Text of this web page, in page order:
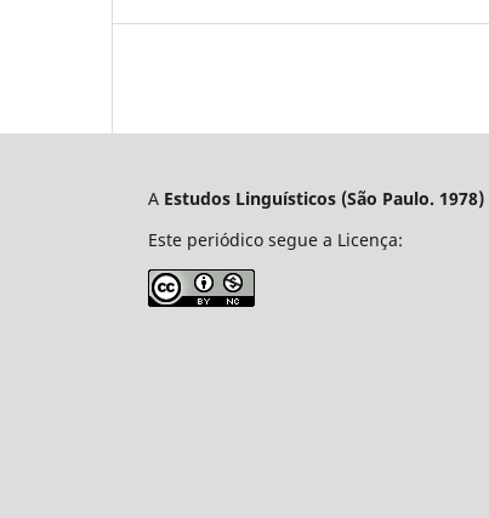
A Estudos Linguísticos (São Paulo. 1978)
Este periódico segue a Licença: